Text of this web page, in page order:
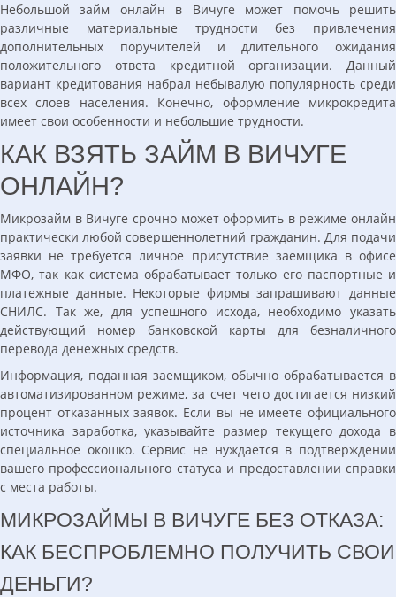
Небольшой займ онлайн в Вичуге может помочь решить
различные материальные трудности без привлечения
дополнительных поручителей и длительного ожидания
положительного ответа кредитной организации. Данный
вариант кредитования набрал небывалую популярность среди
всех слоев населения. Конечно, оформление микрокредита
имеет свои особенности и небольшие трудности.
КАК ВЗЯТЬ ЗАЙМ В ВИЧУГЕ
ОНЛАЙН?
Микрозайм в Вичуге срочно может оформить в режиме онлайн
практически любой совершеннолетний гражданин. Для подачи
заявки не требуется личное присутствие заемщика в офисе
МФО, так как система обрабатывает только его паспортные и
платежные данные. Некоторые фирмы запрашивают данные
СНИЛС. Так же, для успешного исхода, необходимо указать
действующий номер банковской карты для безналичного
перевода денежных средств.
Информация, поданная заемщиком, обычно обрабатывается в
автоматизированном режиме, за счет чего достигается низкий
процент отказанных заявок. Если вы не имеете официального
источника заработка, указывайте размер текущего дохода в
специальное окошко. Сервис не нуждается в подтверждении
вашего профессионального статуса и предоставлении справки
с места работы.
МИКРОЗАЙМЫ В ВИЧУГЕ БЕЗ ОТКАЗА:
КАК БЕСПРОБЛЕМНО ПОЛУЧИТЬ СВОИ
ДЕНЬГИ?